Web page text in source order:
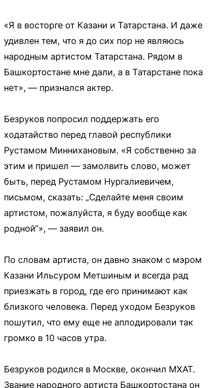
«Я в восторге от Казани и Татарстана. И даже
удивлен тем, что я до сих пор не являюсь
народным артистом Татарстана. Рядом в
Башкортостане мне дали, а в Татарстане пока
нет», — признался актер.
Безруков попросил поддержать его
ходатайство перед главой республики
Рустамом Миннихановым. «Я собственно за
этим и пришел — замолвить слово, может
быть, перед Рустамом Нургалиевичем,
письмом, сказать: „Сделайте меня своим
артистом, пожалуйста, я буду вообще как
родной“», — заявил он.
По словам артиста, он давно знаком с мэром
Казани Ильсуром Метшиным и всегда рад
приезжать в город, где его принимают как
близкого человека. Перед уходом Безруков
пошутил, что ему еще не аплодировали так
громко в 10 часов утра.
Безруков родился в Москве, окончил МХАТ.
Звание народного артиста Башкортостана он